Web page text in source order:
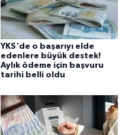
YKS'de o başarıyı elde
edenlere büyük destek!
Aylık ödeme için başvuru
tarihi belli oldu